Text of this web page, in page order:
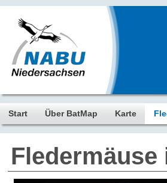
Start Über BatMap Karte